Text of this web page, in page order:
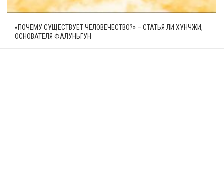
«ПОЧЕМУ СУЩЕСТВУЕТ ЧЕЛОВЕЧЕСТВО?» – СТАТЬЯ ЛИ ХУНЧЖИ,
ОСНОВАТЕЛЯ ФАЛУНЬГУН